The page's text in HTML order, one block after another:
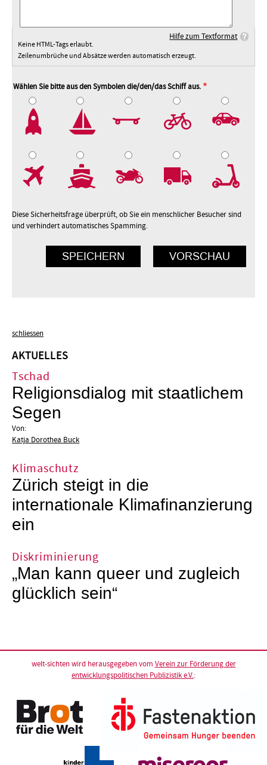
Hilfe zum Textformat
Keine HTML-Tags erlaubt.
Zeilenumbrüche und Absätze werden automatisch erzeugt.
Wählen Sie bitte aus den Symbolen die/den/das Schiff aus.
Diese Sicherheitsfrage überprüft, ob Sie ein menschlicher Besucher sind
und verhindert automatisches Spamming.
schliessen
AKTUELLES
Tschad
Religionsdialog mit staatlichem
Segen
Von:
Katja Dorothea Buck
Klimaschutz
Zürich steigt in die
internationale Klimafinanzierung
ein
Diskriminierung
„Man kann queer und zugleich
glücklich sein“
welt-sichten wird herausgegeben vom Verein zur Förderung der
entwicklungspolitischen Publizistik e.V.: